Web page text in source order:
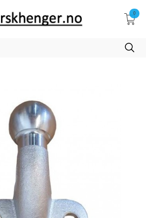
0